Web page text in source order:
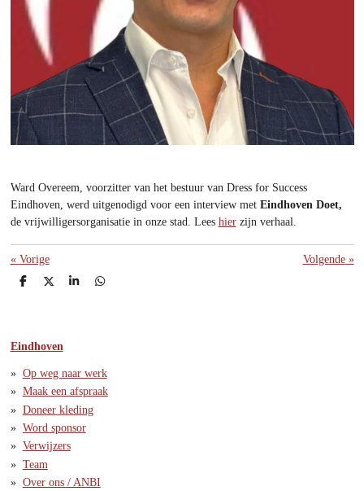
Ward Overeem, voorzitter van het bestuur van Dress for Success
Eindhoven, werd uitgenodigd voor een interview met Eindhoven Doet,
de vrijwilligersorganisatie in onze stad. Lees hierzijn verhaal.
« Vorige Volgende»
D
D
S
D
Eindhoven
Op weg naar werk
Maak een afspraak
Doneer kleding
Word sponsor
Verwijzers
Team
Over ons / ANBI